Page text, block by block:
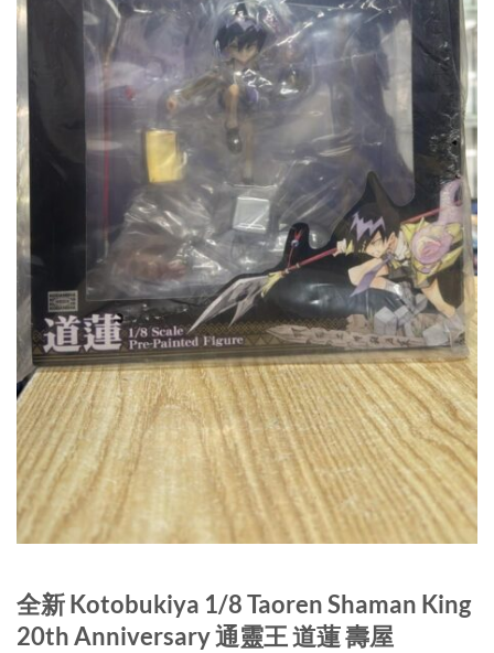
全新 Kotobukiya 1/8 Taoren Shaman King
20th Anniversary 通靈王 道蓮 壽屋